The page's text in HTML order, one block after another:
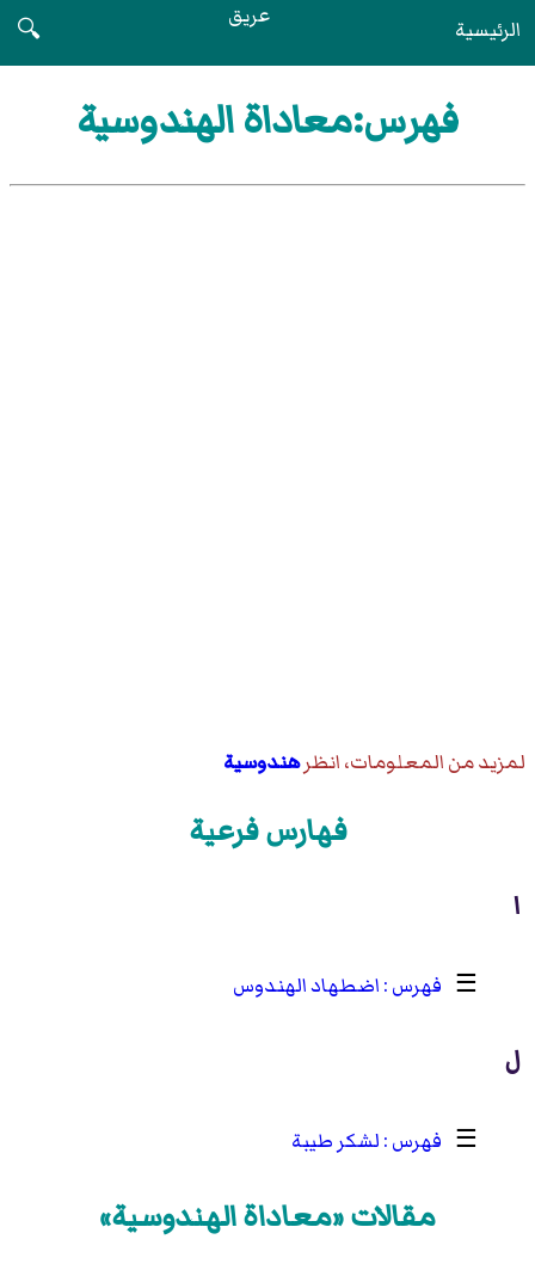
الرئيسية عريق
🔍
فهرس:معاداة الهندوسية
لمزيد من المعلومات، انظرهندوسية
فهارس فرعية
ا
☰ اضطهاد الهندوس
ل
☰ لشكر طيبة
مقالات «معاداة الهندوسية»